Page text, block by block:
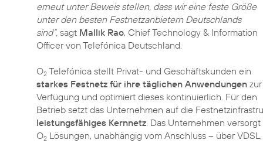
erneut unter Beweis stellen, dass wir eine feste Größe
unter den besten Festnetzanbietern Deutschlands
sind“, sagt Mallik Rao, Chief Technology & Information
Officer von Telefónica Deutschland.
O2 Telefónica stellt Privat- und Geschäftskunden ein
starkes Festnetz für ihre täglichen Anwendungen zur
Verfügung und optimiert dieses kontinuierlich. Für den
Betrieb setzt das Unternehmen auf die
leistungsfähiges Kernnetz. Das Unternehmen
O2 Lösungen, unabhängig vom Anschluss – über